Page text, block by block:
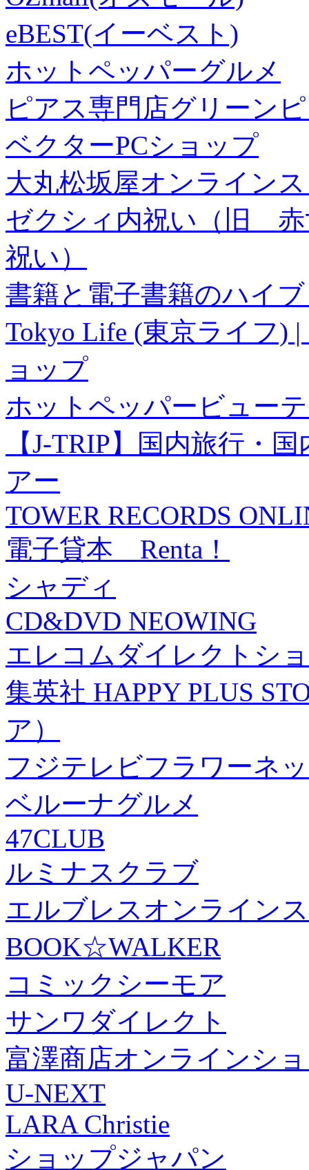
eBEST(イーベスト)
ホットペッパーグルメ
ピアス専門店グリーン
ベクターPCショップ
大丸松坂屋オンライン
ゼクシィ内祝い（旧 赤
祝い）
書籍と電子書籍のハイ
Tokyo Life (東京ライフ)
ョップ
ホットペッパービュー
【J-TRIP】国内旅行・
アー
TOWER RECORDS
電子貸本 Renta！
シャディ
CD&DVD NEOWING
エレコムダイレクトシ
集英社 HAPPY PLUS
ア）
フジテレビフラワーネ
ベルーナグルメ
47CLUB
ルミナスクラブ
エルブレスオンライン
BOOK☆WALKER
コミックシーモア
サンワダイレクト
富澤商店オンラインシ
U-NEXT
LARA Christie
ショップジャパン